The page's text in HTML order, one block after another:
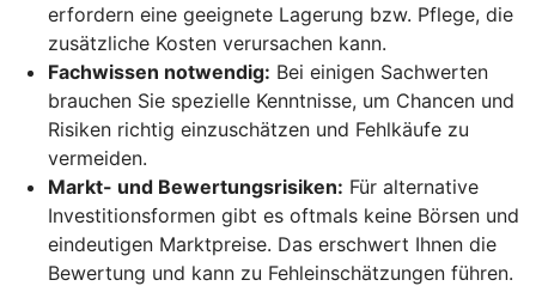
erfordern eine geeignete Lagerung bzw. Pflege, die
zusätzliche Kosten verursachen kann.
Fachwissen notwendig: Bei einigen Sachwerten
brauchen Sie spezielle Kenntnisse, um Chancen und
Risiken richtig einzuschätzen und Fehlkäufe zu
vermeiden.
Markt- und Bewertungsrisiken: Für alternative
Investitionsformen gibt es oftmals keine Börsen und
eindeutigen Marktpreise. Das erschwert Ihnen die
Bewertung und kann zu Fehleinschätzungen führen.